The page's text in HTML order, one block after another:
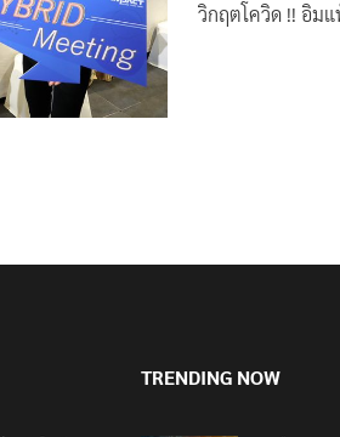
วิกฤตโควิด !! อิม
TRENDING NOW